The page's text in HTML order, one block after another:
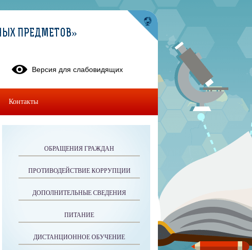
ОБРАЩЕНИЯ ГРАЖДАН
ПРОТИВОДЕЙСТВИЕ КОРРУПЦИИ
ДОПОЛНИТЕЛЬНЫЕ СВЕДЕНИЯ
ПИТАНИЕ
ДИСТАНЦИОННОЕ ОБУЧЕНИЕ
ПРЕДМЕТОВ»
Версия для слабовидящих
Контакты